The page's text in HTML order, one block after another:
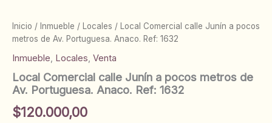
Inicio / Inmueble / Locales / Local Comercial calle Junín a pocos
metros de Av. Portuguesa. Anaco. Ref: 1632
Inmueble, Locales, Venta
Local Comercial calle Junín a pocos metros de
Av. Portuguesa. Anaco. Ref: 1632
$120.000,00